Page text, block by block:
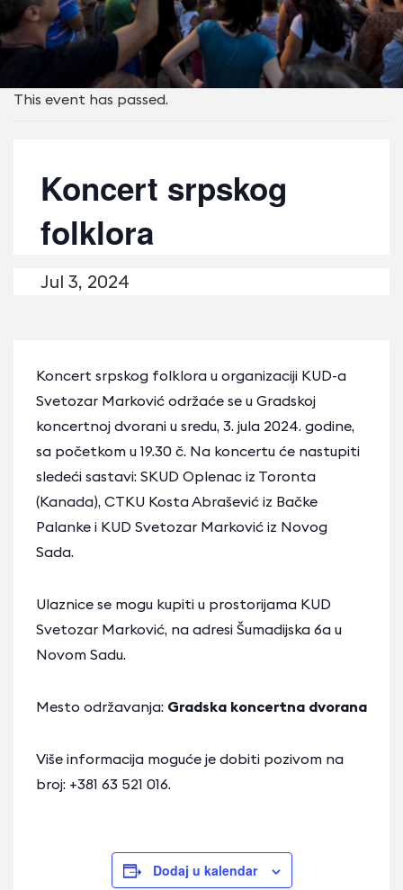
This event has passed.
Koncert srpskog
folklora
Jul 3, 2024
Koncert srpskog folklora u organizaciji KUD-a
Svetozar Marković održaće se u Gradskoj
koncertnoj dvorani u sredu, 3. jula 2024. godine,
sa početkom u 19.30 č. Na koncertu će nastupiti
sledeći sastavi: SKUD Oplenac iz Toronta
(Kanada), CTKU Kosta Abrašević iz Bačke
Palanke i KUD Svetozar Marković iz Novog
Sada.
Ulaznice se mogu kupiti u prostorijama KUD
Svetozar Marković, na adresi Šumadijska 6a u
Novom Sadu.
Mesto održavanja: Gradska koncertna dvorana
Više informacija moguće je dobiti pozivom na
broj: +381 63 521 016.
Dodaj u kalendar